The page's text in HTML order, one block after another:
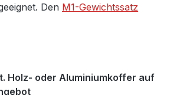
Den M1-Gewichtssatz
Holz- oder Aluminiumkoffer auf